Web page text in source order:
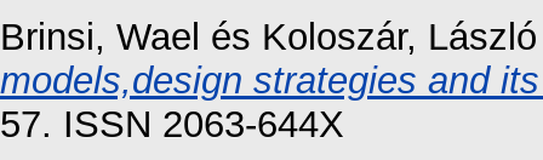
Brinsi, Wael és Koloszár, László
models,design strategies and
57. ISSN 2063-644X